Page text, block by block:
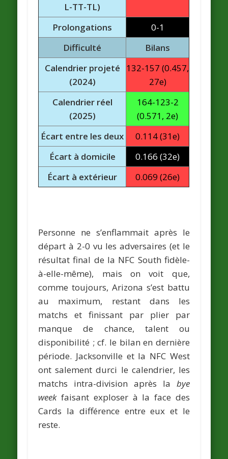
L-TT-TL)
Prolongations
0-1
Difficulté
Bilans
Calendrier projeté
(2024)
132-157 (0.457,
27e)
Calendrier réel
(2025)
164-123-2
(0.571, 2e)
Écart entre les deux
0.114 (31e)
Écart à domicile
0.166 (32e)
Écart à extérieur
0.069 (26e)
Personne ne s’enflammait après le
départ à 2-0 vu les adversaires (et le
résultat final de la NFC South fidèle-
à-elle-même), mais on voit que,
comme toujours, Arizona s’est battu
au maximum, restant dans les
matchs et finissant par plier par
manque de chance, talent ou
disponibilité ; cf. le bilan en dernière
période. Jacksonville et la NFC West
ont salement durci le calendrier, les
matchs intra-division après la bye
weekfaisant exploser à la face des
Cards la différence entre eux et le
reste.